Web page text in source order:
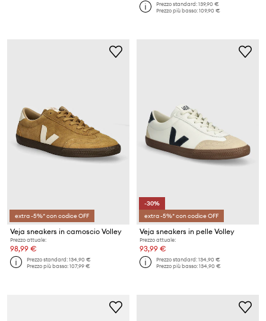
Prezzo standard:139,90 €
Prezzo più basso:109,90 €
extra -5%* con codice OFF
Veja sneakers in camoscio Volley
Prezzo attuale:
98,99 €
Prezzo standard:134,90 €
Prezzo più basso:107,99 €
-30%
extra -5%* con codice OFF
Veja sneakers in pelle Volley
Prezzo attuale:
93,99 €
Prezzo standard:134,90 €
Prezzo più basso:134,90 €